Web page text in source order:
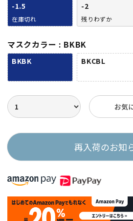
-1.5
在庫切れ
-2
残りわずか
マスクカラー BKBK
BKBK BKCBL
お気
再入荷のお知